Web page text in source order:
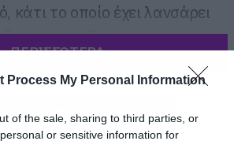
Process My Personal Information
of the sale, sharing to third parties, or
or sensitive information for
το οποίο έχει λανσάρει
των Deicide (με
ΠΕΡΙΣΣΟΤΕΡΑ